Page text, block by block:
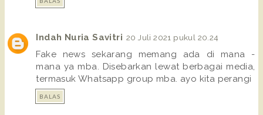
Indah Nuria Savitri 20 Juli 2021 pukul 20.24
Fake news sekarang memang ada di mana -
mana ya mba. Disebarkan lewat berbagai media,
termasuk Whatsapp group mba. ayo kita perangi
BALAS